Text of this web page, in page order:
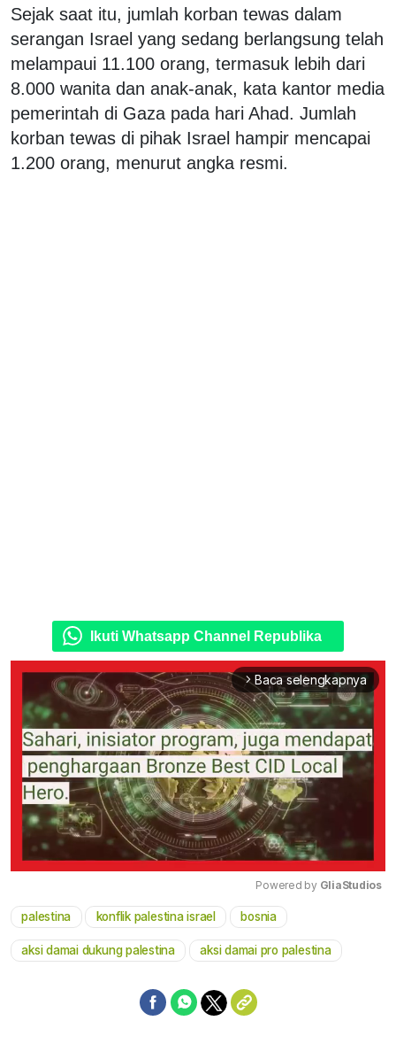
Sejak saat itu, jumlah korban tewas dalam
serangan Israel yang sedang berlangsung telah
melampaui 11.100 orang, termasuk lebih dari
8.000 wanita dan anak-anak, kata kantor media
pemerintah di Gaza pada hari Ahad. Jumlah
korban tewas di pihak Israel hampir mencapai
1.200 orang, menurut angka resmi.
Ikuti Whatsapp Channel Republika
arrow_forward_ios Baca selengkapnya
Powered by GliaStudios
palestina konflik palestina israel bosnia
aksi damai dukung palestina aksi damai pro palestina